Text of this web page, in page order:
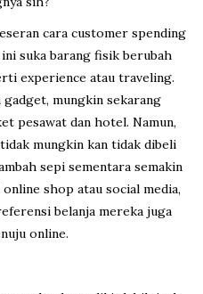
cara customer spending
suka barang fisik berubah
experience atau traveling.
gadget, mungkin sekarang
pesawat dan hotel. Namun,
mungkin kan tidak dibeli
sepi sementara semakin
shop atau social media,
belanja mereka juga
online.